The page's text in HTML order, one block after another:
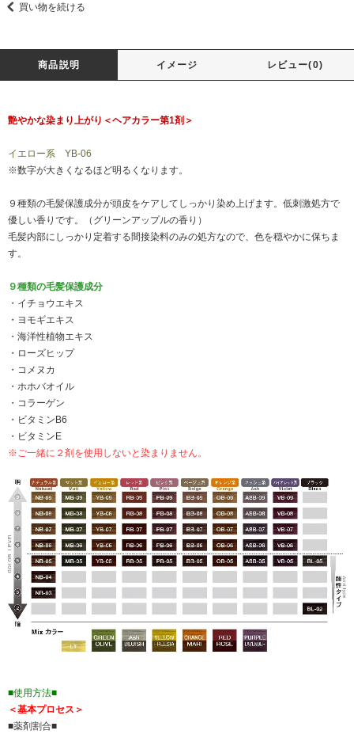
買い物を続ける
商品説明 イメージ レビュー(0)
艶やかな染まり上がり＜ヘアカラー第1剤＞
イエロー系 YB-06
※数字が大きくなるほど明るくなります。
９種類の毛髪保護成分が頭皮をケアしてしっかり染め上げます。低刺激処方で
優しい香りです。（グリーンアップルの香り）
毛髪内部にしっかり定着する間接染料のみの処方なので、色を穏やかに保ちま
す。
９種類の毛髪保護成分
・イチョウエキス
・ヨモギエキス
・海洋性植物エキス
・ローズヒップ
・コメヌカ
・ホホバオイル
・コラーゲン
・ビタミンB6
・ビタミンE
※ご一緒に２剤を使用しないと染まりません。
■使用方法■
＜基本プロセス＞
■薬剤割合■